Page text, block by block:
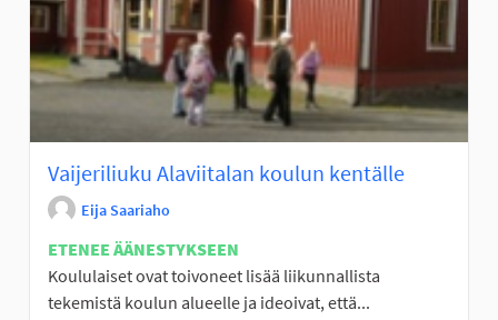
Vaijeriliuku Alaviitalan koulun kentälle
Eija Saariaho
ETENEE ÄÄNESTYKSEEN
Koululaiset ovat toivoneet lisää liikunnallista
tekemistä koulun alueelle ja ideoivat, että...